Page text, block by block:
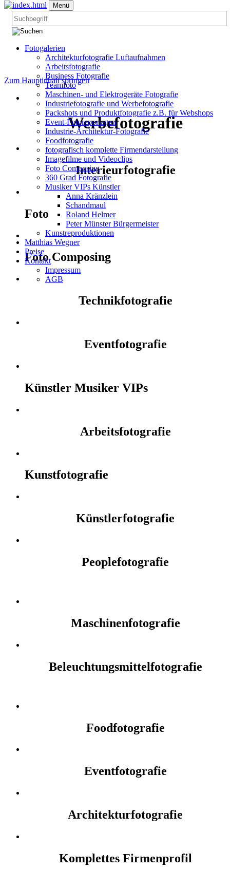
Zum Hauptinhalt springen
Menü
Fotogalerien
Architekturfotografie Luftaufnahmen
Arbeitsfotografie
Business Fotografie
Teamfoto
Maschinen- und Elektrogeräte Fotografie
Industriefotografie und Werbefotografie
Packshots und Produktfotografie z.B. für Webshops
Event-Fotoreportagen
Industrie-Architektur-Fotografie
Foodfotografie
fotografisch komplette Firmendarstellung
Imagefilme und Videoclips
Foto Composing
360 Grad Fotografie
Musiker VIPs Künstler
Anna Kränzlein
Schandmaul
Roland Helmer
Peter Münster Bürgermeister
Kunstreproduktionen
Matthias Wegner
Preise
Kontakt
Impressum
AGB
Werbefotografie
Interieurfotografie
Foto
Foto Composing
Technikfotografie
Eventfotografie
Künstler Musiker VIPs
Arbeitsfotografie
Kunstfotografie
Künstlerfotografie
Peoplefotografie
Maschinenfotografie
Beleuchtungsmittelfotografie
Foodfotografie
Eventfotografie
Architekturfotografie
Komplettes Firmenprofil